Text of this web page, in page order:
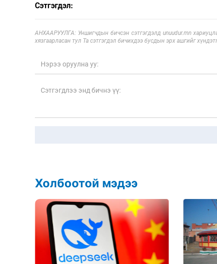
Сэтгэгдэл:
АНХААРУУЛГА: Уншигчдын бичсэн сэтгэгдэлд unuudur.mn
хязгаарласан тул Та сэтгэгдэл бичихдээ бусдын эрх ашгийг
Холбоотой мэдээ